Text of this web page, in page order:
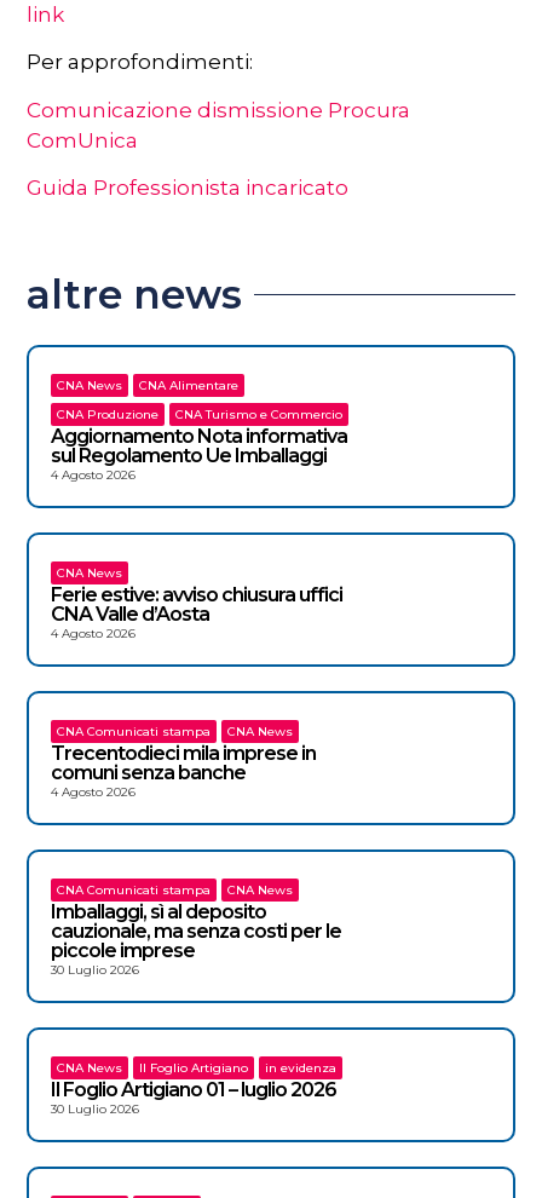
link
Per approfondimenti:
Comunicazione dismissione Procura
ComUnica
Guida Professionista incaricato
altre news
CNA News
CNA Alimentare
CNA Produzione
CNA Turismo e Commercio
Aggiornamento Nota informativa
sul Regolamento Ue Imballaggi
4 Agosto 2026
CNA News
Ferie estive: avviso chiusura uffici
CNA Valle d’Aosta
4 Agosto 2026
CNA Comunicati stampa CNA News
Trecentodieci mila imprese in
comuni senza banche
4 Agosto 2026
CNA Comunicati stampa CNA News
Imballaggi, sì al deposito
cauzionale, ma senza costi per le
piccole imprese
30 Luglio 2026
CNA News Il Foglio Artigiano in evidenza
Il Foglio Artigiano 01 – luglio 2026
30 Luglio 2026